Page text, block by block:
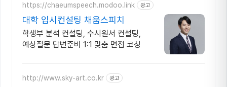
https://chaeumspeech.modoo.link 광고
대학 입시컨설팅 채움스피치
학생부 분석 컨설팅, 수시원서 컨설팅,
예상질문 답변준비 1:1 맞춤 면접 코칭
http://www.sky-art.co.kr 광고